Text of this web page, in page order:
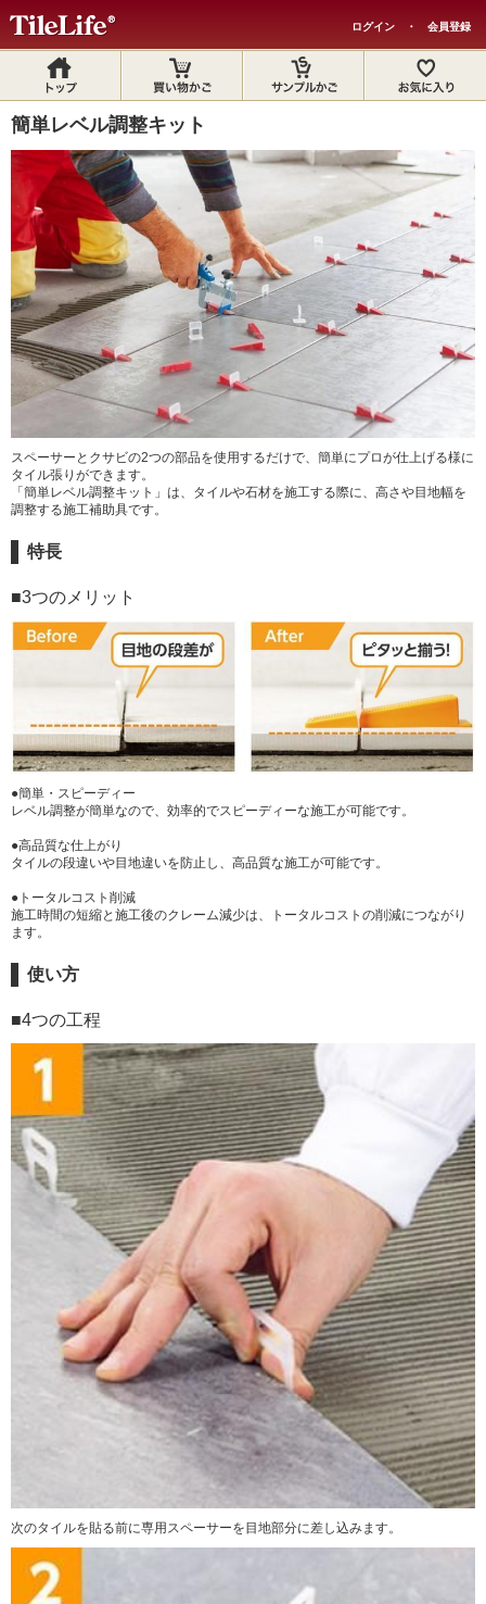
ログイン ・ 会員登録
簡単レベル調整キット
スペーサーとクサビの2つの部品を使用するだけで、簡単にプロが仕上げる様に
タイル張りができます。
「簡単レベル調整キット」は、タイルや石材を施工する際に、高さや目地幅を
調整する施工補助具です。
特長
■3つのメリット
●簡単・スピーディー
レベル調整が簡単なので、効率的でスピーディーな施工が可能です。
●高品質な仕上がり
タイルの段違いや目地違いを防止し、高品質な施工が可能です。
●トータルコスト削減
施工時間の短縮と施工後のクレーム減少は、トータルコストの削減につながり
ます。
使い方
■4つの工程
次のタイルを貼る前に専用スペーサーを目地部分に差し込みます。